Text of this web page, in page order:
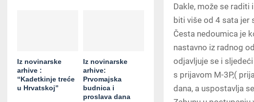
Dakle, može se raditi
biti više od 4 sata jer
Česta nedoumica je
nastavno iz radnog
odjavljuje se i
s prijavom M-3P,(
dana, a uspostavlja
Iz novinarske
arhive :
“Kadetkinje treće
u Hrvatskoj”
Iz novinarske
arhive:
Prvomajska
budnica i
proslava dana